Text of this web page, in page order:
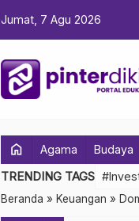
Jumat, 7 Agu 2026
home Agama Budaya
TRENDING TAGS
Beranda » Keuangan »